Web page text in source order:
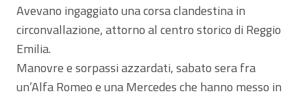
Avevano ingaggiato una corsa clandestina in
circonvallazione, attorno al centro storico di Reggio
Emilia.
Manovre e sorpassi azzardati, sabato sera fra
un’Alfa Romeo e una Mercedes che hanno messo in